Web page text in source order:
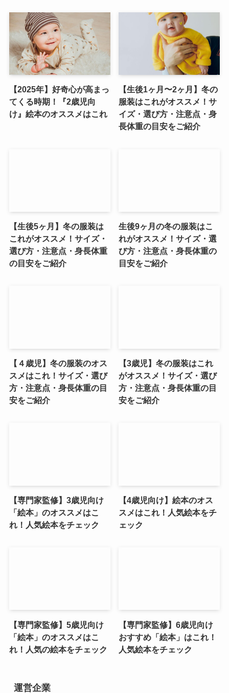
【2025年】好奇心が高まっ
てくる時期！『2歳児向
け』絵本のオススメはこれ
【生後1ヶ月〜2ヶ月】冬の
服装はこれがオススメ！サ
イズ・選び方・注意点・身
長体重の目安をご紹介
【生後5ヶ月】冬の服装は
これがオススメ！サイズ・
選び方・注意点・身長体重
の目安をご紹介
生後9ヶ月の冬の服装はこ
れがオススメ！サイズ・選
び方・注意点・身長体重の
目安をご紹介
【４歳児】冬の服装のオス
スメはこれ！サイズ・選び
方・注意点・身長体重の目
安をご紹介
【3歳児】冬の服装はこれ
がオススメ！サイズ・選び
方・注意点・身長体重の目
安をご紹介
【専門家監修】3歳児向け
「絵本」のオススメはこ
れ！人気絵本をチェック
【4歳児向け】絵本のオス
スメはこれ！人気絵本をチ
ェック
【専門家監修】5歳児向け
「絵本」のオススメはこ
れ！人気の絵本をチェック
【専門家監修】6歳児向け
おすすめ「絵本」はこれ！
人気絵本をチェック
運営企業